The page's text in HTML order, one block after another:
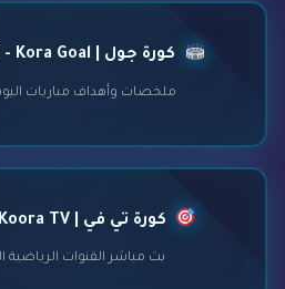
كورة جول | Kora Goal - أهداف وملخصات
ملخصات وأهداف مباريات
كورة تي في | Koora TV - قنوات رياضية
بث مباشر القنوات الرياضية